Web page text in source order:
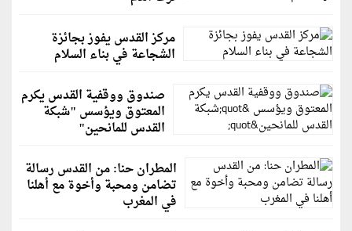
مركز القدس يفوز بجائزة
الشجاعة في بناء السلام
صندوق ووقفية القدس يكرم
المعتوق ويؤسس "شبكة
القدس للمانحين"
المطران حنا: من القدس رسالة
تضامن ومحبة وأخوة مع أهلنا
في المغرب